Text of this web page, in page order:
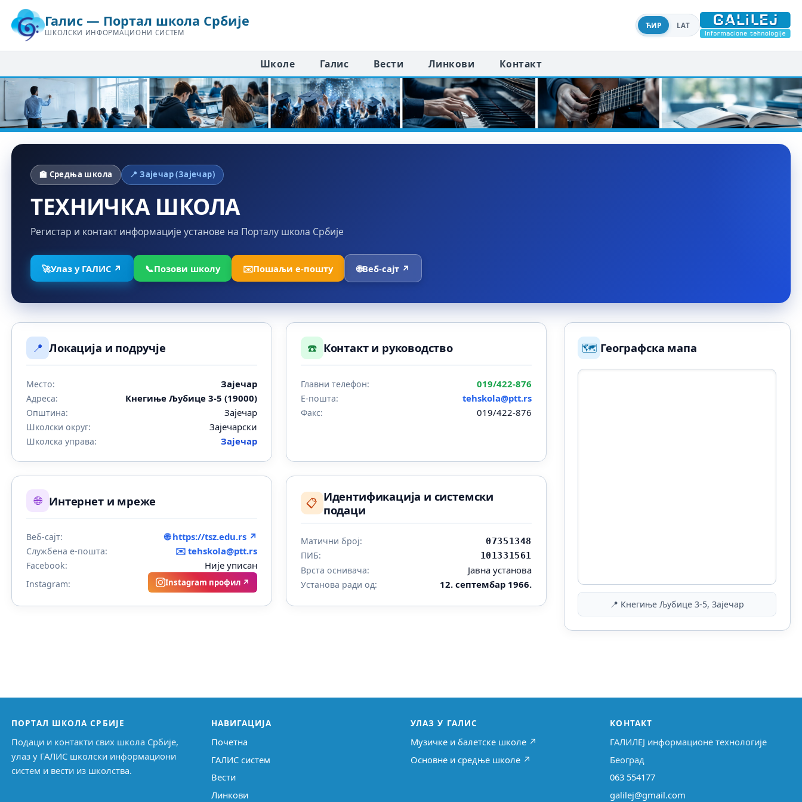
Галис — Портал школа Србије
ШКОЛСКИ ИНФОРМАЦИОНИ СИСТЕМ
ЋИР LAT
Школе Галис Вести Линкови Контакт
🏫 Средња школа 📍 Зајечар (Зајечар)
ТЕХНИЧКА ШКОЛА
Регистар и контакт информације установе на Порталу школа Србије
🚀Улаз у ГАЛИС ↗ 📞Позови школу ✉️Пошаљи е-пошту 🌐Веб-сајт ↗
📍 Локација и подручје
Место: Зајечар
Адреса: Кнегиње Љубице 3-5 (19000)
Општина: Зајечар
Школски округ: Зајечарски
Школска управа: Зајечар
☎️ Контакт и руководство
Главни телефон: 019/422-876
Е-пошта: tehskola@ptt.rs
Факс: 019/422-876
🌐 Интернет и мреже
Веб-сајт: 🌐 https://tsz.edu.rs ↗
Службена е-пошта: ✉️tehskola@ptt.rs
Facebook: Није уписан
Instagram: Instagram профил ↗
📋 Идентификација и системски
подаци
Матични број: 07351348
ПИБ: 101331561
Врста оснивача: Јавна установа
Установа ради од: 12. септембар 1966.
🗺️ Географска мапа
📍 Кнегиње Љубице 3-5, Зајечар
ПОРТАЛ ШКОЛА СРБИЈЕ
Подаци и контакти свих школа Србије,
улаз у ГАЛИС школски информациони
систем и вести из школства.
НАВИГАЦИЈА
Почетна
ГАЛИС систем
Вести
Линкови
УЛАЗ У ГАЛИС
Музичке и балетске школе ↗
Основне и средње школе ↗
КОНТАКТ
ГАЛИЛЕЈ информационе технологије
Београд
063 554177
galilej@gmail.com